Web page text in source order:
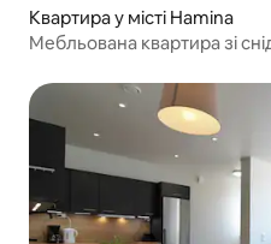
Квартира у місті Hamina
Мебльована квартира зі